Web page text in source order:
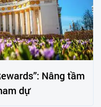
Nâng tầm
dự